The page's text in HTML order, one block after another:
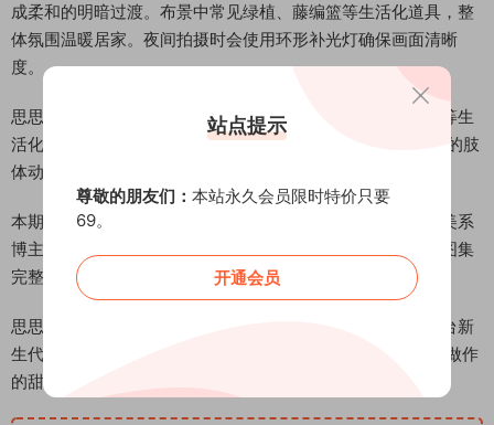
成柔和的明暗过渡。布景中常见绿植、藤编篮等生活化道具，整
体氛围温暖居家。夜间拍摄时会使用环形补光灯确保画面清晰
度。
思思超甜的拍摄风格自然随性，常见托腮、撩发、侧身回眸等生
活化pose。擅长通过眼神和微表情传递情绪，较少使用夸张的肢
体动作。
本期内容包含抖音微密圈红人思思超甜的日常穿搭指南、甜美系
博主拍照姿势解析、治愈系少女风造型秘诀等长尾关键词。图集
完整呈现了这位博主从妆容到着装的整体风格体系。
思思超甜通过微密圈持续分享高质量生活影像，展现抖音平台新
生代博主的独特魅力。这组24张照片的图集记录了她自然不做作
的甜美形象，值得喜欢清新风格的观众细细品味。
站点提示
尊敬的朋友们： 本站永久会员限时特价只要
69。
开通会员